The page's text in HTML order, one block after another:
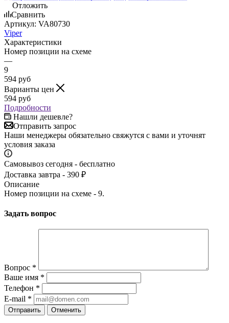
Отложить
Сравнить
Артикул: VA80730
Viper
Характеристики
Номер позиции на схеме
—
9
594 руб
Варианты цен
594 руб
Подробности
Нашли дешевле?
Отправить запрос
Наши менеджеры обязательно свяжутся с вами и уточнят
условия заказа
Самовывоз сегодня - бесплатно
Доставка завтра - 390 ₽
Описание
Номер позиции на схеме - 9.
Задать вопрос
Вопрос *
Ваше имя *
Телефон *
E-mail *
Отправить Отменить